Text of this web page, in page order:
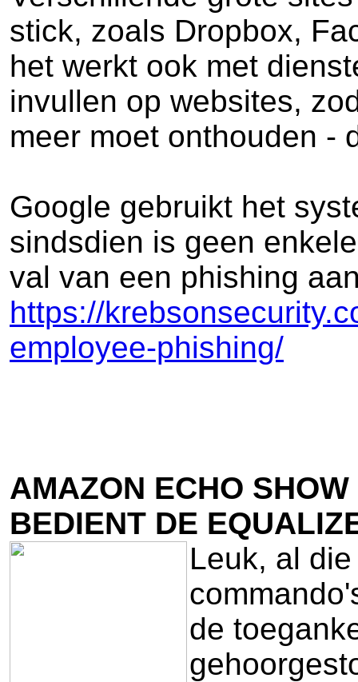
stick, zoals Dropbox,
het werkt ook met
invullen op websites,
meer moet onthouden -
Google gebruikt het
sindsdien is geen
val van een phishing
https://
employee-phishing/
AMAZON ECHO
BEDIENT DE
Leuk, al
de